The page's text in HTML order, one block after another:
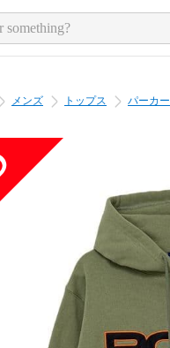
メンズ トップス パーカー